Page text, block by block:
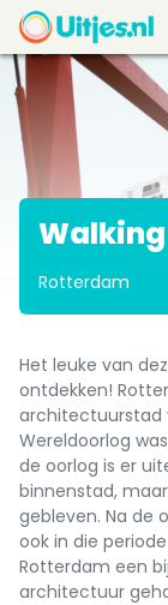
Rotterdam
Het leuke van
ontdekken!
architectuurstad
Wereldoorlog
de oorlog is er
binnenstad,
gebleven. Na de
ook in die
Rotterdam een
architectuur